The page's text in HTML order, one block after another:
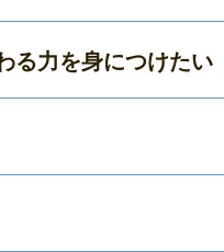
る力を身につけたい